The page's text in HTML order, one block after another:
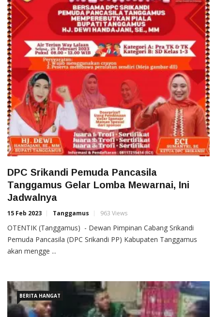
DPC Srikandi Pemuda Pancasila
Tanggamus Gelar Lomba Mewarnai, Ini
Jadwalnya
15 Feb 2023 Tanggamus 963 Views
OTENTIK (Tanggamus) - Dewan Pimpinan Cabang Srikandi
Pemuda Pancasila (DPC Srikandi PP) Kabupaten Tanggamus
akan mengge ...
BERITA HANGAT